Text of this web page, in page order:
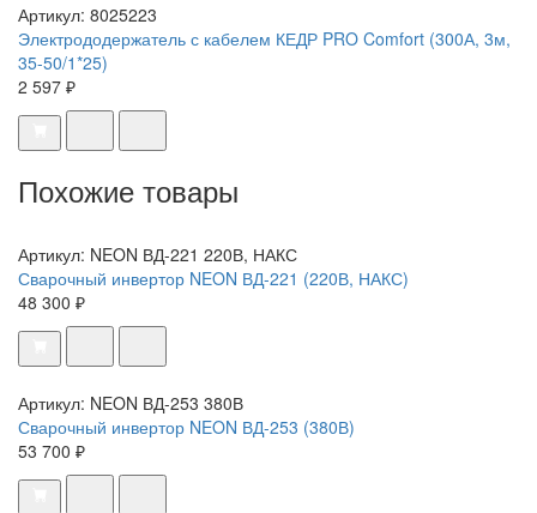
Артикул: 8025223
Электрододержатель с кабелем КЕДР PRO Comfort (300А, 3м,
35-50/1*25)
2 597 ₽
Похожие товары
Артикул: NEON ВД-221 220В, НАКС
Сварочный инвертор NEON ВД-221 (220В, НАКС)
48 300 ₽
Артикул: NEON ВД-253 380В
Сварочный инвертор NEON ВД-253 (380В)
53 700 ₽